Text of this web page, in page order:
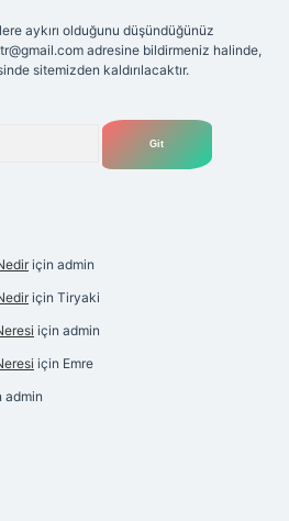
aykırı olduğunu düşündüğünüz
adresine bildirmeniz halinde,
sitemizden kaldırılacaktır.
için admin
için Tiryaki
için admin
için Emre
admin